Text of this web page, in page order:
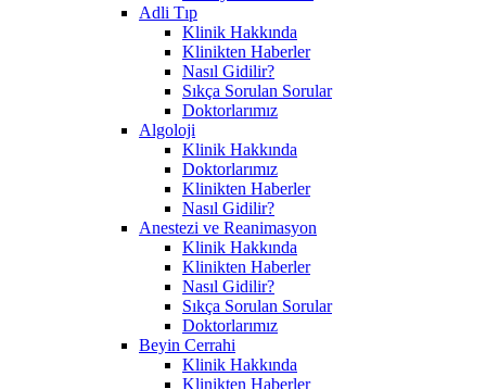
Adli Tıp
Klinik Hakkında
Klinikten Haberler
Nasıl Gidilir?
Sıkça Sorulan Sorular
Doktorlarımız
Algoloji
Klinik Hakkında
Doktorlarımız
Klinikten Haberler
Nasıl Gidilir?
Anestezi ve Reanimasyon
Klinik Hakkında
Klinikten Haberler
Nasıl Gidilir?
Sıkça Sorulan Sorular
Doktorlarımız
Beyin Cerrahi
Klinik Hakkında
Klinikten Haberler